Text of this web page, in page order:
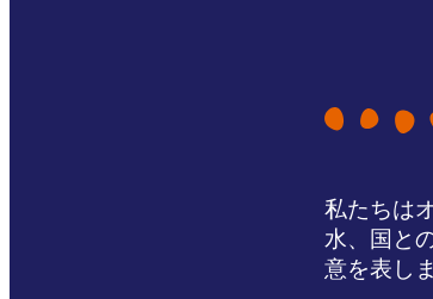
私たちは
水、国と
意を表し